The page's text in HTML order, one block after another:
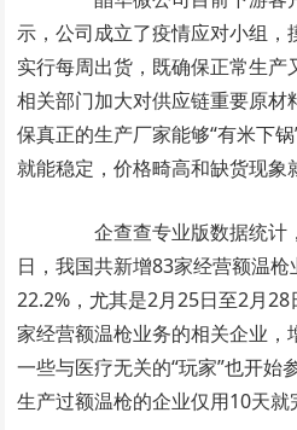
示，公司成立了疫情应对小组
实行每周出货，既确保正常生
相关部门加大对供应链重要原材
保真正的生产厂家能够“有米下
就能稳定，价格畸高和缺货现象
企查查专业版数据统计
日，我国共新增83家经营额温
22.2%，尤其是2月25日至2月
家经营额温枪业务的相关企业，
一些与医疗无关的“玩家”也开始
生产过额温枪的企业仅用10天就